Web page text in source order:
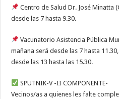
Centro de Salud Dr. José Minatta
desde las 7 hasta 9.30.
Vacunatorio Asistencia Pública
mañana será desde las 7 hasta
desde las 13 hasta las 15.30.
SPUTNIK-V -II COMPONENTE-
Vecinos/as a quienes les falte